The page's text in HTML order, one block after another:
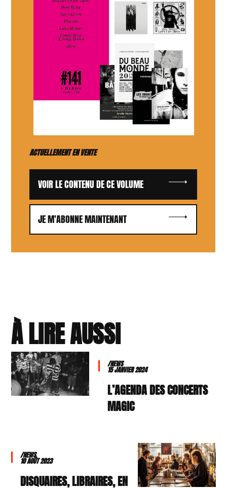
ACTUELLEMENT EN VENTE
VOIR LE CONTENU DE CE VOLUME
JE M'ABONNE MAINTENANT
À LIRE AUSSI
/NEWS
15 JANVIER 2024
L’AGENDA DES CONCERTS
MAGIC
/NEWS
10 AOÛT 2023
DISQUAIRES, LIBRAIRES, EN